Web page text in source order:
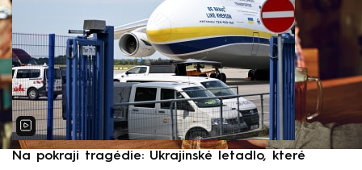
Na pokraji tragédie: Ukrajinské letadlo, které